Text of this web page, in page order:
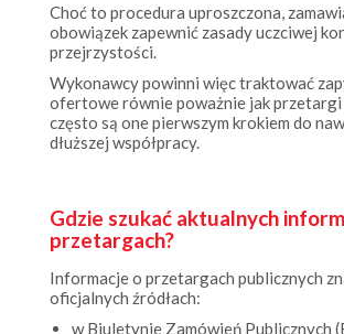
obowiązek zapewnić zasady uczciwej
przejrzystości.
Wykonawcy powinni więc traktować
ofertowe równie poważnie jak przetargi
często są one pierwszym krokiem do
dłuższej współpracy.
przetargach?
Informacje o przetargach publicznych
oficjalnych źródłach:
w Biuletynie Zamówień Publicznych
postępowań krajowych,